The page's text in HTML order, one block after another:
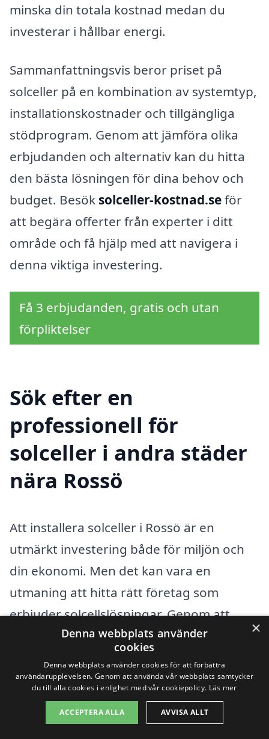
minska din totala kostnad medan du
investerar i hållbar energi.
Sammanfattningsvis beror priset på
solceller på en kombination av systemtyp,
installationskostnader och tillgängliga
stödprogram. Genom att jämföra olika
erbjudanden och alternativ kan du hitta
den bästa lösningen för dina behov och
budget. Besök solceller-kostnad.seför
att begära offerter från experter i ditt
område och få hjälp med att navigera i
denna viktiga investering.
Få 3 erbjudanden, gratis och utan
förpliktelser
Sök efter en
professionell för
solceller i andra städer
nära Rossö
Att installera solceller i Rossö är en
utmärkt investering både för miljön och
din ekonomi. Men det kan vara en
utmaning att hitta rätt företag som
erbjuder solcellslösningar. Genom att
söka efter tjänster i närliggande städer
erbjudanden och tillgång till kompetent
hjälp. Här är några städer i närheten av
Rossö där du kan hitta professionella
×
Denna webbplats använder
cookies
Denna webbplats använder cookies för att förbättra
användarupplevelsen. Genom att använda vår webbplats samtycker
du till alla cookies i enlighet med vår cookiepolicy. Läs mer
ACCEPTERA ALLA AVVISA ALLT